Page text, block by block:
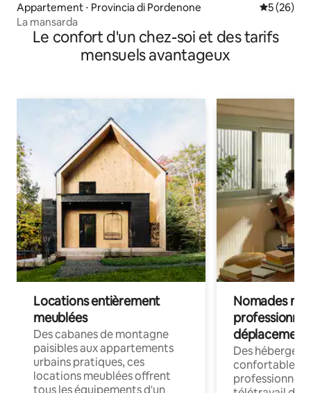
Appartement ⋅ Provincia di Pordenone
5 (26)
La mansarda
Le confort d'un chez-soi et des tarifs
mensuels avantageux
Locations entièrement
meublées
Des cabanes de montagne
paisibles aux appartements
urbains pratiques, ces
locations meublées offrent
Nomades
déplacement
Des
confortables
professionnels